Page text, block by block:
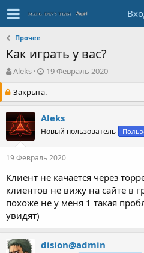
Прочее
Как играть у вас?
А
т
о
р
т
е
м
ы
Aleks
Д
т
а
с
о
з
д
а
и
я
19 Февраль 2020
Закрыта.
Aleks
Новый пользователь
19 Февраль 2020
Клиент не качается через
клиентов не вижу на сайте в
похоже не у меня 1 такая
увидят)
dision@admin